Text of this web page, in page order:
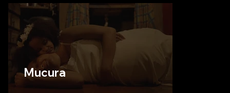
Mucura